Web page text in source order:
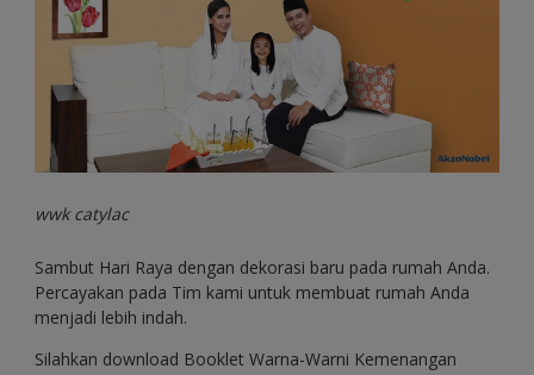
wwk catylac
Sambut Hari Raya dengan dekorasi baru pada rumah Anda.
Percayakan pada Tim kami untuk membuat rumah Anda
menjadi lebih indah.
Silahkan download Booklet Warna-Warni Kemenangan